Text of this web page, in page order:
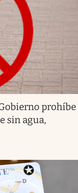
prohíbe
sin agua,